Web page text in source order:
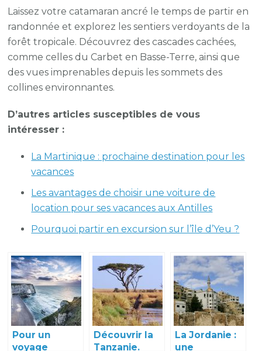
Laissez votre catamaran ancré le temps de partir en
randonnée et explorez les sentiers verdoyants de la
forêt tropicale. Découvrez des cascades cachées,
comme celles du Carbet en Basse-Terre, ainsi que
des vues imprenables depuis les sommets des
collines environnantes.
D’autres articles susceptibles de vous
intéresser :
La Martinique : prochaine destination pour les
vacances
Les avantages de choisir une voiture de
location pour ses vacances aux Antilles
Pourquoi partir en excursion sur l’île d’Yeu ?
Pour un
voyage
Découvrir la
Tanzanie.
La Jordanie :
une